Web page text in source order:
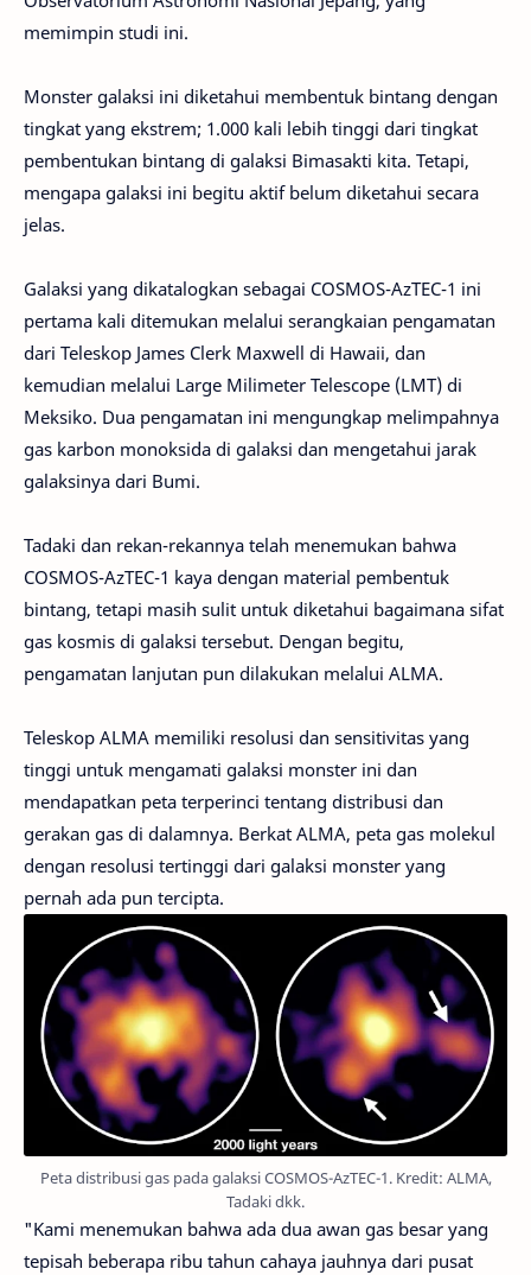
memimpin studi ini.
Monster galaksi ini diketahui membentuk bintang dengan
tingkat yang ekstrem; 1.000 kali lebih tinggi dari tingkat
pembentukan bintang di galaksi Bimasakti kita. Tetapi,
mengapa galaksi ini begitu aktif belum diketahui secara
jelas.
Galaksi yang dikatalogkan sebagai COSMOS-AzTEC-1 ini
pertama kali ditemukan melalui serangkaian pengamatan
dari Teleskop James Clerk Maxwell di Hawaii, dan
kemudian melalui Large Milimeter Telescope (LMT) di
Meksiko. Dua pengamatan ini mengungkap melimpahnya
gas karbon monoksida di galaksi dan mengetahui jarak
galaksinya dari Bumi.
Tadaki dan rekan-rekannya telah menemukan bahwa
COSMOS-AzTEC-1 kaya dengan material pembentuk
bintang, tetapi masih sulit untuk diketahui bagaimana sifat
gas kosmis di galaksi tersebut. Dengan begitu,
pengamatan lanjutan pun dilakukan melalui ALMA.
Teleskop ALMA memiliki resolusi dan sensitivitas yang
tinggi untuk mengamati galaksi monster ini dan
mendapatkan peta terperinci tentang distribusi dan
gerakan gas di dalamnya. Berkat ALMA, peta gas molekul
dengan resolusi tertinggi dari galaksi monster yang
pernah ada pun tercipta.
Peta distribusi gas pada galaksi COSMOS-AzTEC-1. Kredit: ALMA,
Tadaki dkk.
"Kami menemukan bahwa ada dua awan gas besar yang
tepisah beberapa ribu tahun cahaya jauhnya dari pusat